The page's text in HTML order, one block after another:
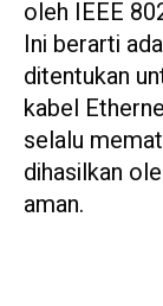
oleh IEEE
Ini berarti
ditentukan
kabel
selalu
dihasilkan
aman.